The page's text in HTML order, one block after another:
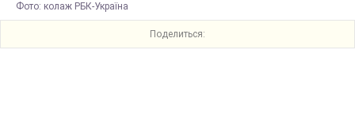
Фото: колаж РБК-Україна
Поделиться: